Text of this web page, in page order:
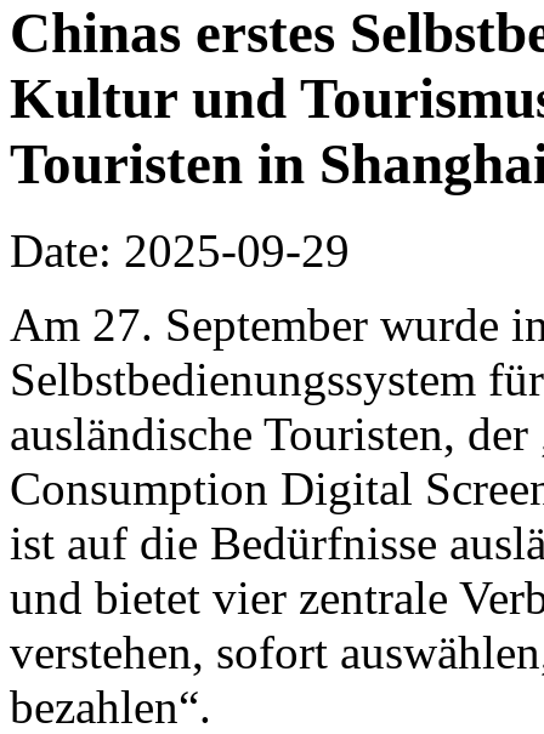
Chinas erstes
Kultur und
Touristen in
Date: 2025-09-29
Am 27. September wurde
Selbstbedienungssystem
ausländische Touristen,
Consumption Digital
ist auf die Bedürfnisse
und bietet vier zentrale
verstehen, sofort
bezahlen“.